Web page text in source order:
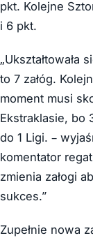
pkt. Kolejne
i 6 pkt.
„Ukształtowała
to 7 załóg.
moment musi
Ekstraklasie, bo
do 1 Ligi. –
komentator
zmienia załogi
sukces.”
Zupełnie nowa